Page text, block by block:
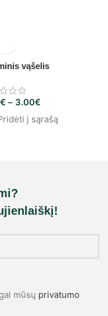
vąšelis
€ – 3.00€
mūsų privatumo